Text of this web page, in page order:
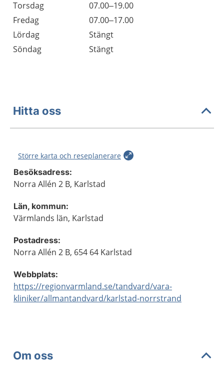
Torsdag
07.00–19.00
Fredag
07.00–17.00
Lördag
Stängt
Söndag
Stängt
Hitta oss
Större karta och reseplanerare
Besöksadress:
Norra Allén 2 B, Karlstad
Län, kommun:
Värmlands län, Karlstad
Postadress:
Norra Allén 2 B, 654 64 Karlstad
Webbplats:
https://regionvarmland.se/tandvard/vara-
kliniker/allmantandvard/karlstad-norrstrand
Om oss